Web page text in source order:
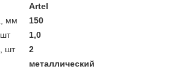
Artel
мм
150
1,0
шт
2
металлический